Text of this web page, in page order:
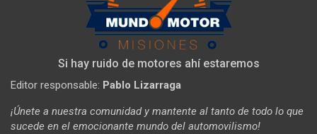
Si hay ruido de motores ahí estaremos
Editor responsable: Pablo Lizarraga
¡Únete a nuestra comunidad y mantente al tanto de todo lo que
sucede en el emocionante mundo del automovilismo!